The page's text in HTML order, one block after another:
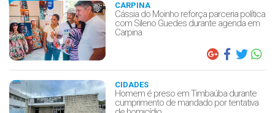
CARPINA
Cássia do Moinho reforça parceria política
com Sileno Guedes durante agenda em
Carpina
CIDADES
Homem é preso em Timbaúba durante
cumprimento de mandado por tentativa